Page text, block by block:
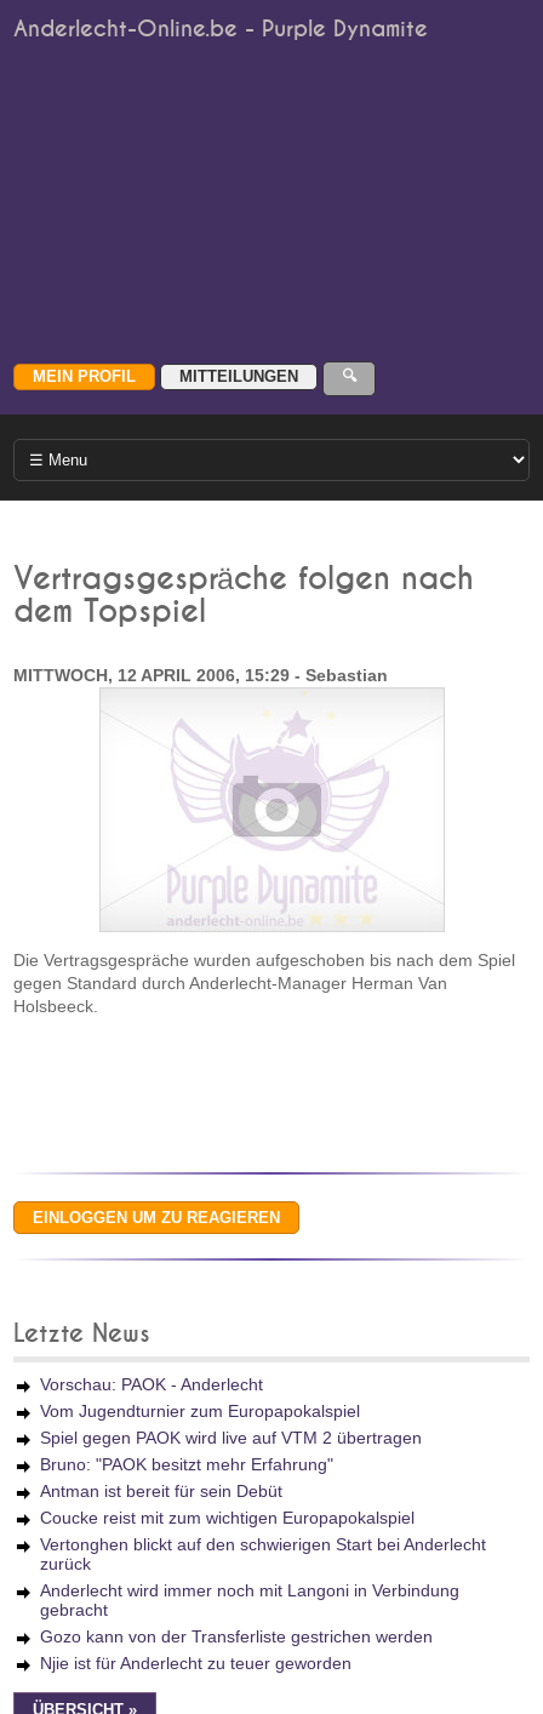
Anderlecht-Online.be - Purple Dynamite
Vertragsgespräche folgen nach
dem Topspiel
MITTWOCH, 12 APRIL 2006, 15:29 - Sebastian
Die Vertragsgespräche wurden aufgeschoben bis nach dem Spiel
gegen Standard durch Anderlecht-Manager Herman Van
Holsbeeck.
Letzte News
Vorschau: PAOK - Anderlecht
Vom Jugendturnier zum Europapokalspiel
Spiel gegen PAOK wird live auf VTM 2 übertragen
Bruno: "PAOK besitzt mehr Erfahrung"
Antman ist bereit für sein Debüt
Coucke reist mit zum wichtigen Europapokalspiel
Vertonghen blickt auf den schwierigen Start bei Anderlecht
zurück
Anderlecht wird immer noch mit Langoni in Verbindung
gebracht
Gozo kann von der Transferliste gestrichen werden
Njie ist für Anderlecht zu teuer geworden
ÜBERSICHT »